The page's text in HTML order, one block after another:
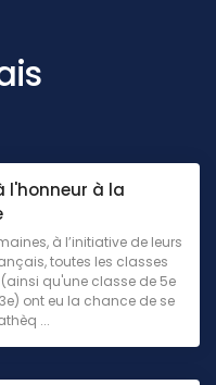
l'honneur à la
à l’initiative de leurs
toutes les classes
qu'une classe de 5e
ont eu la chance de se
...